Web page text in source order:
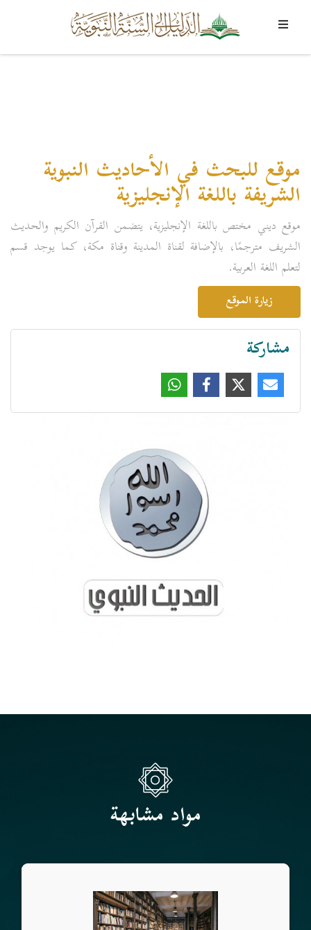
موقع للبحث في الأحاديث النبوية
الشريفة باللغة الإنجليزية
موقع ديني مختص باللغة الإنجليزية، يتضمن القرآن الكريم والحديث
الشريف مترجمًا، بالإضافة لقناة المدينة وقناة مكة، كما يوجد قسم
لتعلم اللغة العربية.
زيارة الموقع
مشاركة
مواد مشابهة